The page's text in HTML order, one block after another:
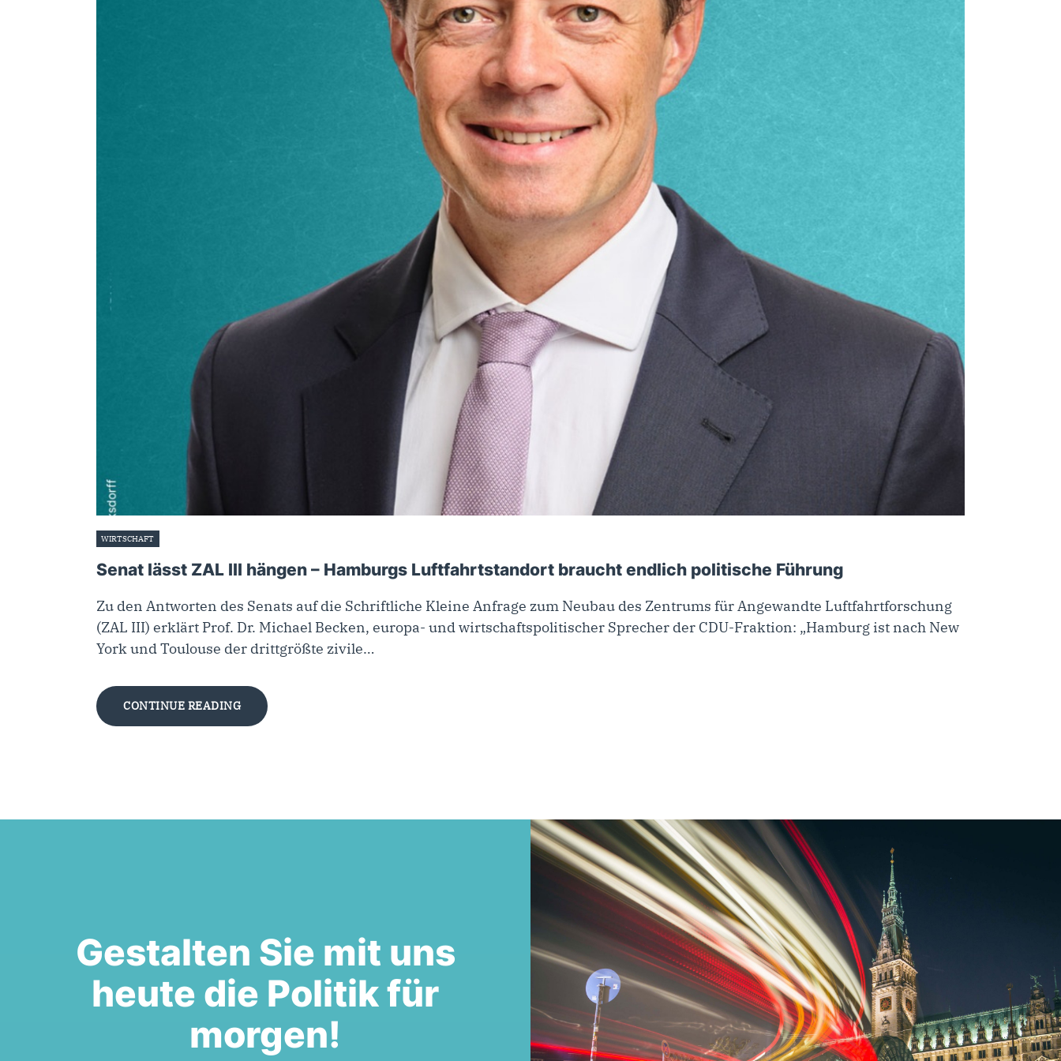
WIRTSCHAFT
Senat lässt ZAL III hängen – Hamburgs Luftfahrtstandort braucht endlich politische Führung
Zu den Antworten des Senats auf die Schriftliche Kleine Anfrage zum Neubau des Zentrums für Angewandte Luftfahrtforschung
(ZAL III) erklärt Prof. Dr. Michael Becken, europa- und wirtschaftspolitischer Sprecher der CDU-Fraktion: „Hamburg ist nach New
York und Toulouse der drittgrößte zivile…
CONTINUE READING
Gestalten Sie mit uns
heute die Politik für
morgen!